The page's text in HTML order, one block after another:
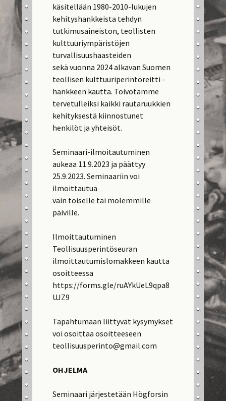
käsitellään 1980-2010-lukujen
kehityshankkeista tehdyn
tutkimusaineiston, teollisten
kulttuuriympäristöjen
turvallisuushaasteiden
sekä vuonna 2024 alkavan Suomen
teollisen kulttuuriperintöreitti -
hankkeen kautta. Toivotamme
tervetulleiksi kaikki rautaruukkien
kehityksestä kiinnostunet
henkilöt ja yhteisöt.
Seminaari-ilmoitautuminen
aukeaa 11.9.2023 ja päättyy
25.9.2023. Seminaariin voi
ilmoittautua
vain toiselle tai molemmille
päiville.
Ilmoittautuminen
Teollisuusperintöseuran
ilmoittautumislomakkeen kautta
osoitteessa
https://forms.gle/ruAYkUeL9qpa8
UJZ9
Tapahtumaan liittyvät kysymykset
voi osoittaa osoitteeseen
teollisuusperinto@gmail.com
OHJELMA
Seminaari järjestetään Högforsin